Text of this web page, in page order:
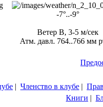
-7°..-9°
Ветер В, 3-5 м/сек
Атм. давл. 764..766 мм
| Членство в клубе |
Книги |